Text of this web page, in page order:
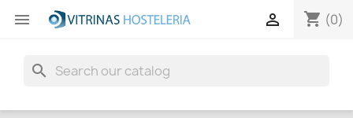
 shopping_cart (0)

search